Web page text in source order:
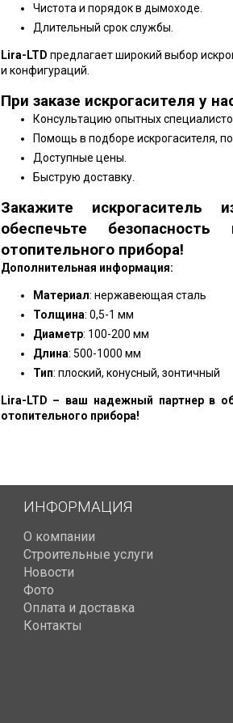
Чистота и порядок в дымоходе.
Длительный срок службы.
Lira-LTD предлагает широкий выбор
и конфигураций.
При заказе искрогасителя у
Консультацию опытных
Помощь в подборе искрогасителя,
Доступные цены.
Быструю доставку.
Закажите
обеспечьте
отопительного прибора!
Дополнительная информация:
Материал: нержавеющая сталь
Толщина: 0,5-1 мм
Диаметр: 100-200 мм
Длина: 500-1000 мм
Тип: плоский, конусный, зонтичный
Lira-LTD – ваш надежный партнер в
отопительного прибора!
ИНФОРМАЦИЯ
О компании
Строительные услуги
Новости
Фото
Оплата и доставка
Контакты